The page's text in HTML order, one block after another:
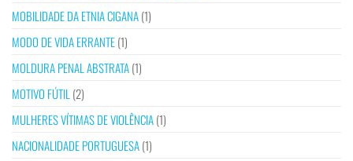
MOBILIDADE DA ETNIA CIGANA(1)
MODO DE VIDA ERRANTE(1)
MOLDURA PENAL ABSTRATA(1)
MOTIVO FÚTIL (2)
MULHERES VÍTIMAS DE VIOLÊNCIA(1)
NACIONALIDADE PORTUGUESA(1)